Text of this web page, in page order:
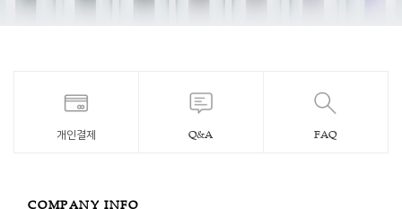
개인결제 Q&A FAQ
COMPANY INFO